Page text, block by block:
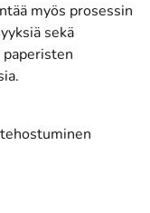
myös prosessin
sekä
paperisten